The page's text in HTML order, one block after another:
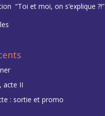
“Toi et moi, on s’explique ?!”
acte II
: sortie et promo